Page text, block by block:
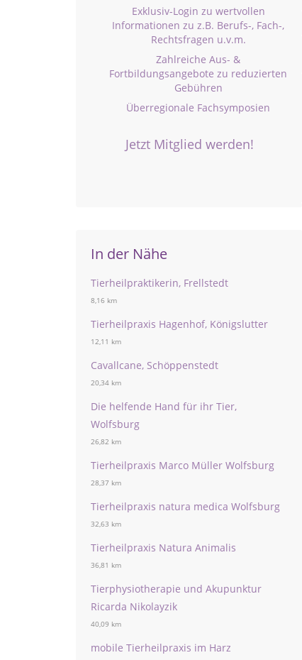
Exklusiv-Login zu wertvollen
Informationen zu z.B. Berufs-, Fach-,
Rechtsfragen u.v.m.
Zahlreiche Aus- &
Fortbildungsangebote zu reduzierten
Gebühren
Überregionale Fachsymposien
Jetzt Mitglied werden!
In der Nähe
Tierheilpraktikerin, Frellstedt
8,16 km
Tierheilpraxis Hagenhof, Königslutter
12,11 km
Cavallcane, Schöppenstedt
20,34 km
Die helfende Hand für ihr Tier,
Wolfsburg
26,82 km
Tierheilpraxis Marco Müller Wolfsburg
28,37 km
Tierheilpraxis natura medica Wolfsburg
32,63 km
Tierheilpraxis Natura Animalis
36,81 km
Tierphysiotherapie und Akupunktur
Ricarda Nikolayzik
40,09 km
mobile Tierheilpraxis im Harz